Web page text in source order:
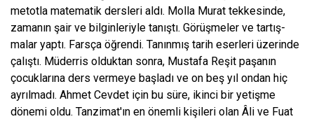
metotla matematik dersle­ri aldı. Molla Murat tekkesinde,
zamanın şair ve bilginleriyle tanıştı. Görüşmeler ve tartış­
malar yaptı. Farsça öğrendi. Tanınmış tarih eserleri üzerinde
çalıştı. Müderris olduktan sonra, Mustafa Reşit paşanın
çocuklarına ders vermeye başladı ve on beş yıl ondan hiç
ayrıl­madı. Ahmet Cevdet için bu süre, ikinci bir yetişme
dönemi oldu. Tanzimat'ın en önemli kişileri olan Âli ve Fuat